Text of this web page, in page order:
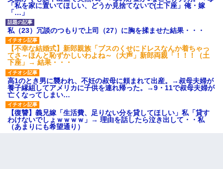
「私を家に置いてほしい、どうか見捨てないで(土下座」俺・嫁
「…」
私（23）冗談のつもりで上司（27）に胸を揉ませた結果・・・
【不幸な結婚式】新郎親族「ブスのくせにドレスなんか着ちゃっ
てさ～ほんと恥ずかしいわよね～（大声」新郎両親「！！！（土
下座」→ 結果・・・
高1のとき男に襲われ、不妊の叔母に頼まれて出産。→叔母夫婦が
養子縁組してアメリカに子供を連れ帰った。→9・11で叔母夫婦が
亡くなってしまい…
【復讐】義兄嫁「生活費、足りない分を貸してほしい」私「貸す
わけないでしょｗｗｗｗ」→ 理由を話したら泣き出して・・私
（あまりにも希望通り）